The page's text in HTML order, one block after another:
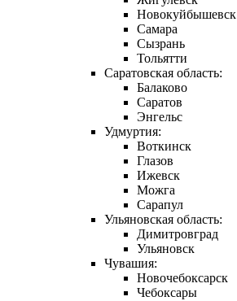
Новокуйбышевск
Самара
Сызрань
Тольятти
Саратовская область:
Балаково
Саратов
Энгельс
Удмуртия:
Воткинск
Глазов
Ижевск
Можга
Сарапул
Ульяновская область:
Димитровград
Ульяновск
Чувашия:
Новочебоксарск
Чебоксары